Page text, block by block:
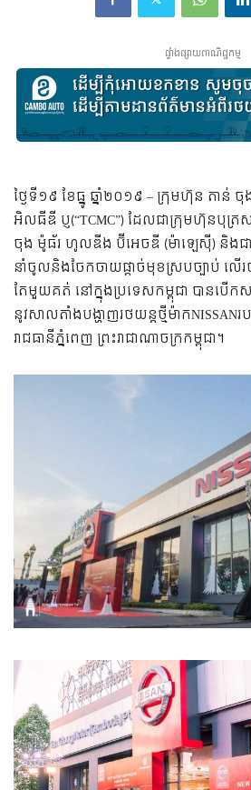
ផ្ទាំងផ្សាយពាណិជ្ជកម្ម
ថ្ងៃទី១៩ ខែ​ធ្នូ ឆ្នាំ​២០១៩ – ក្រុម​ហ៊ុន តាន់
អិល​ធីឌី ប្ញ(“TCMC”) ដែលជា​​ក្រុមហ៊ុន​បុត្រ​
ចុង ​ម៉ូ​ធ័រ ហូល​ឌីង ប៊ី​អេច​ឌី (ម៉ា​ឡេស៊ី) និង​ជ
នាំចូលនិងចែកចាយផ្តាច់មុខស្របច្បាប់​ លើរ
តែមួយគត់ ​​នៅក្នុង​ប្រទេស​កម្ពុជា បាន​​បើក​​​ស
នូវសាលតាំងបង្ហាញរថយន្តថ្មីម៉ាកNISSAN
រាជធានីភ្នំពេញ ព្រះរាជាណាចក្រកម្ពុជា។